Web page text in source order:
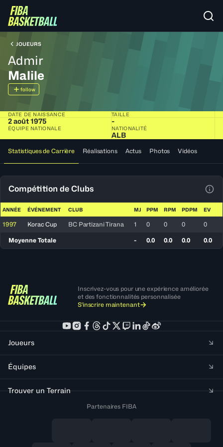
JOUEURS
Admir
Malile
follow
DATE DE NAISSANCE
2 août 1975
TAILLE
-
ÉQUIPE NATIONALE NATIONALITÉ
ALB
Statistiques de Carrière Réalisations Actus Photos Vidéos
Compétition de Clubs
ANNÉE ÉVÉNEMENT CLUB MJ PPM RPM PDPM EV
1997 Korac Cup BC Partizani Tirana 1 0 0 0 0
Moyenne Totale - 0.0 0.0 0.0 0.0
Inscrivez-vous pour une expérience améliorée
et des fonctionnalités personnalisée
S'inscrire maintenant
Joueurs
Équipes
Trouver un Terrain
Partenaires FIBA